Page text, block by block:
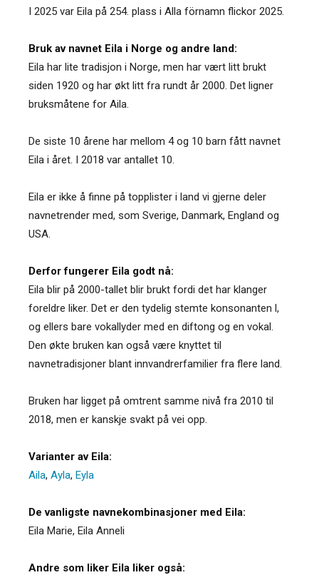
I 2025 var Eila på 254. plass i Alla förnamn flickor 2025.
Bruk av navnet Eila i Norge og andre land:
Eila har lite tradisjon i Norge, men har vært litt brukt
siden 1920 og har økt litt fra rundt år 2000. Det ligner
bruksmåtene for Aila.
De siste 10 årene har mellom 4 og 10 barn fått navnet
Eila i året. I 2018 var antallet 10.
Eila er ikke å finne på topplister i land vi gjerne deler
navnetrender med, som Sverige, Danmark, England og
USA.
Derfor fungerer Eila godt nå:
Eila blir på 2000-tallet blir brukt fordi det har klanger
foreldre liker. Det er den tydelig stemte konsonanten l,
og ellers bare vokallyder med en diftong og en vokal.
Den økte bruken kan også være knyttet til
navnetradisjoner blant innvandrerfamilier fra flere land.
Bruken har ligget på omtrent samme nivå fra 2010 til
2018, men er kanskje svakt på vei opp.
Varianter av Eila:
Aila, Ayla, Eyla
De vanligste navnekombinasjoner med Eila:
Eila Marie, Eila Anneli
Andre som liker Eila liker også: